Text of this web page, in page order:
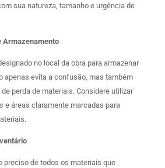
sua natureza, tamanho e urgência de
Armazenamento
no local da obra para armazenar
apenas evita a confusão, mas também
perda de materiais. Considere utilizar
e áreas claramente marcadas para
preciso de todos os materiais que